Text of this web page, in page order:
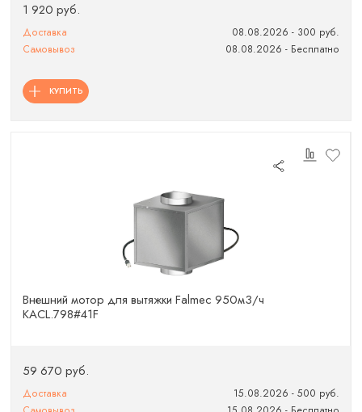
1 920 руб.
Доставка
08.08.2026 - 300 руб.
Самовывоз
08.08.2026 - Бесплатно
КУПИТЬ
Внешний мотор для вытяжки Falmec 950м3/ч
KACL.798#41F
59 670 руб.
Доставка
15.08.2026 - 500 руб.